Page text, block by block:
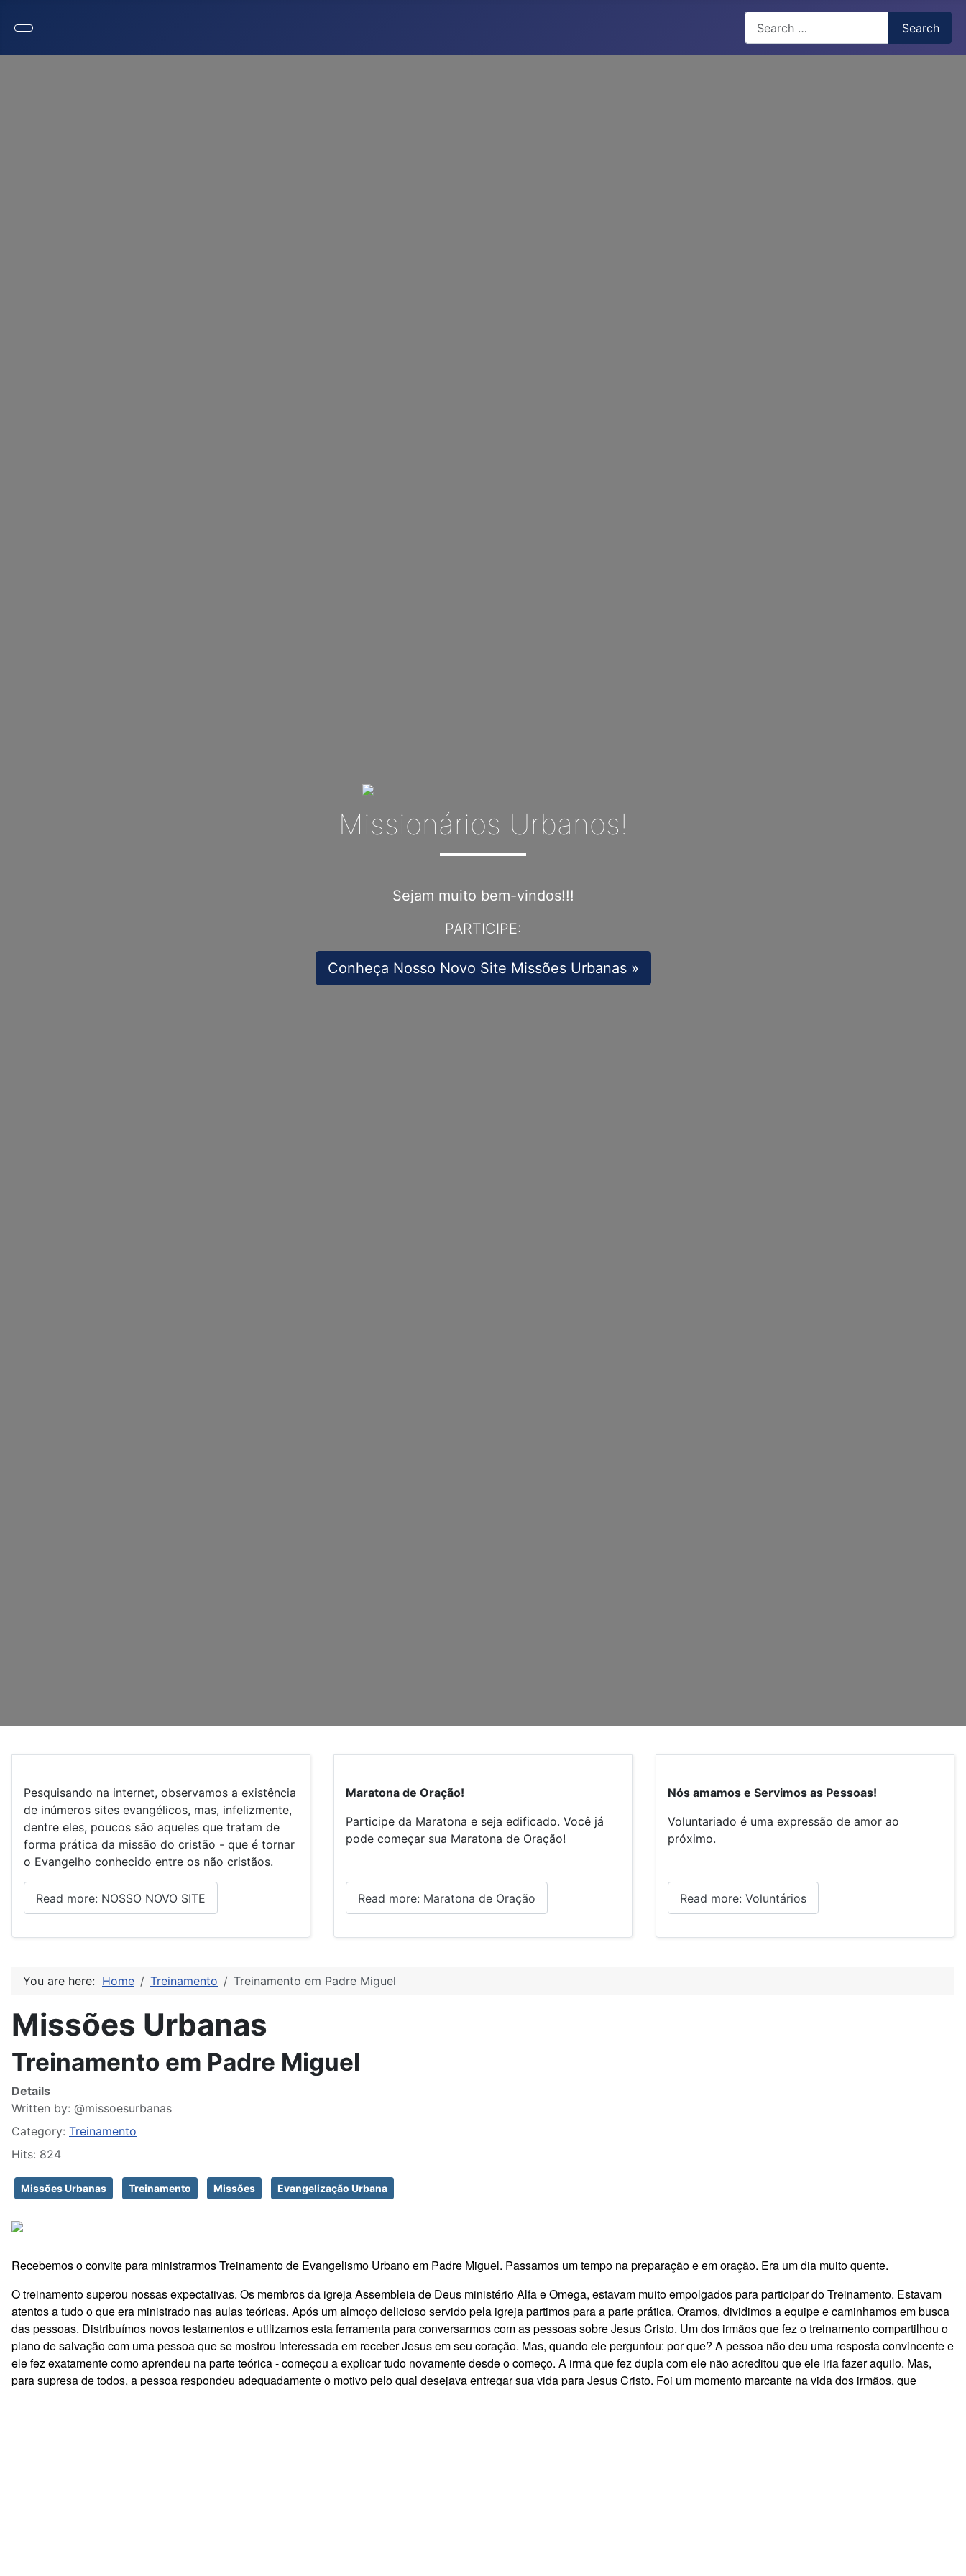
Type 2 or more characters for results.
Search
Missionários Urbanos!
Sejam muito bem-vindos!!!
PARTICIPE:
Conheça Nosso Novo Site Missões Urbanas »
Pesquisando na internet, observamos a existência
de inúmeros sites evangélicos, mas, infelizmente,
dentre eles, poucos são aqueles que tratam de
forma prática da missão do cristão - que é tornar
o Evangelho conhecido entre os não cristãos.
Read more: NOSSO NOVO SITE
Maratona de Oração!
Participe da Maratona e seja edificado. Você já
pode começar sua Maratona de Oração!
Read more: Maratona de Oração
Nós amamos e Servimos as Pessoas!
Voluntariado é uma expressão de amor ao
próximo.
Read more: Voluntários
You are here: Home Treinamento Treinamento em Padre Miguel
Missões Urbanas
Treinamento em Padre Miguel
Details
Written by: @missoesurbanas
Category: Treinamento
Hits: 824
Missões Urbanas Treinamento Missões Evangelização Urbana
Recebemos o convite para ministrarmos Treinamento de Evangelismo Urbano em Padre Miguel. Passamos um tempo na preparação e em oração. Era um dia muito quente.
O treinamento superou nossas expectativas. Os membros da igreja Assembleia de Deus ministério Alfa e Omega, estavam muito empolgados para participar do Treinamento. Estavam
atentos a tudo o que era ministrado nas aulas teóricas. Após um almoço delicioso servido pela igreja partimos para a parte prática. Oramos, dividimos a equipe e caminhamos em busca
das pessoas. Distribuímos novos testamentos e utilizamos esta ferramenta para conversarmos com as pessoas sobre Jesus Cristo. Um dos irmãos que fez o treinamento compartilhou o
plano de salvação com uma pessoa que se mostrou interessada em receber Jesus em seu coração. Mas, quando ele perguntou: por que? A pessoa não deu uma resposta convincente e
ele fez exatamente como aprendeu na parte teórica - começou a explicar tudo novamente desde o começo. A irmã que fez dupla com ele não acreditou que ele iria fazer aquilo. Mas,
para supresa de todos, a pessoa respondeu adequadamente o motivo pelo qual desejava entregar sua vida para Jesus Cristo. Foi um momento marcante na vida dos irmãos, que